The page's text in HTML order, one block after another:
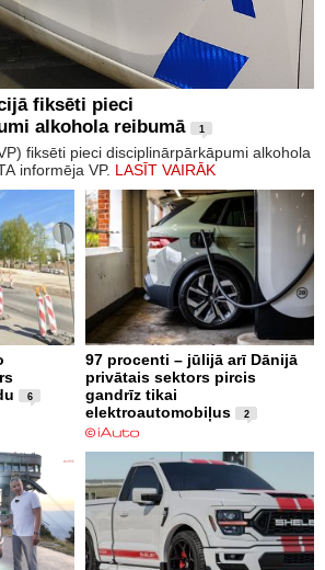
fiksēti pieci
alkohola reibumā
1
fiksēti pieci disciplinārpārkāpumi alkohola
informēja VP. LASĪT VAIRĀK
6
97 procenti – jūlijā arī Dānijā
privātais sektors pircis
gandrīz tikai
elektroautomobiļus
2